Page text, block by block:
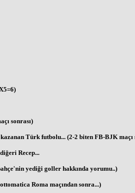
sonrası)
Türk futbolu... (2-2 biten FB-BJK maçı
Recep...
yediği goller hakkında yorumu..)
Roma maçından sonra...)